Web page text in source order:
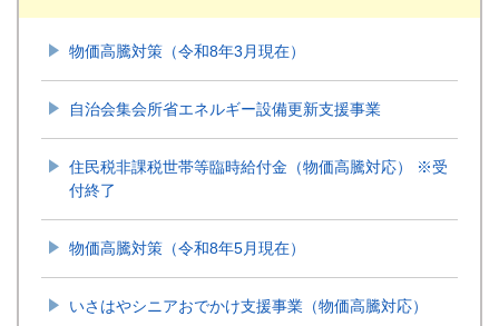
物価高騰対策（令和8年3月現在）
自治会集会所省エネルギー設備更新支援事業
住民税非課税世帯等臨時給付金（物価高騰対応） ※受
付終了
物価高騰対策（令和8年5月現在）
いさはやシニアおでかけ支援事業（物価高騰対応）